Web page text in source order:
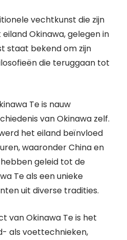
vechtkunst die zijn
Okinawa, gelegen in
staat bekend om zijn
die teruggaan tot
Te is nauw
van Okinawa zelf.
het eiland beïnvloed
waaronder China en
geleid tot de
Te als een unieke
uit diverse tradities.
van Okinawa Te is het
als voettechnieken,